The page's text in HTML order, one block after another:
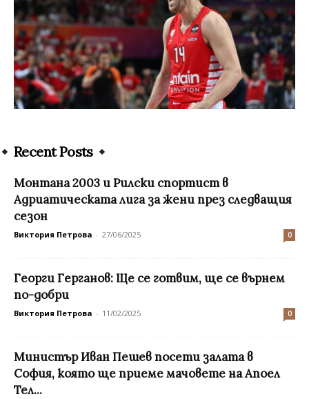
Recent Posts
Монтана 2003 и Рилски спортист в
Адриатическата лига за жени през следващия
сезон
Виктория Петрова - 27/06/2025 0
Георги Герганов: Ще се готвим, ще се върнем
по-добри
Виктория Петрова - 11/02/2025 0
Mинистър Иван Пешев посети залата в
София, която ще приеме мачовете на Апоел
Тел...